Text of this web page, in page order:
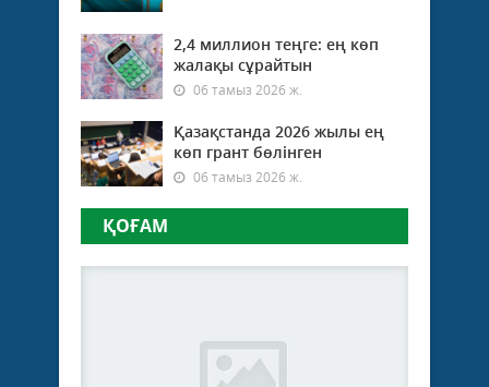
2,4 миллион теңге: ең көп
жалақы сұрайтын
06 тамыз 2026 ж.
Қазақстанда 2026 жылы ең
көп грант бөлінген
06 тамыз 2026 ж.
ҚОҒАМ